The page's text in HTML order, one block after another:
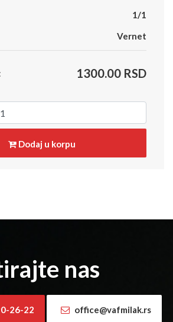
1/1
Vernet
1300.00 RSD
Dodaj u korpu
nas
26-22 office@vafmilak.rs